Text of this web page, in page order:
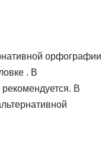
орфографии
. В
рекомендуется. В